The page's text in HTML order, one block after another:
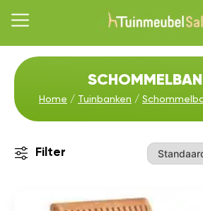
Home / Tuinbanken /
Filter